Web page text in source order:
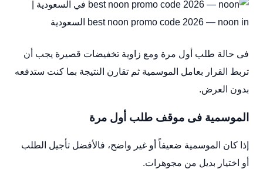
فى حالة طلب أول مرة ومع زاوية تخفيضات قصيرة يجب أن
تربط القرار بعامل الموسمية ثم تقارن النتيجة بما كنت ستدفعه
بدون العرض.
الموسمية فى موقف طلب أول مرة
إذا كان الموسمية ضعيفاً أو غير واضح، فالأفضل تأجيل الطلب
أو اختيار بديل من مجوهرات.